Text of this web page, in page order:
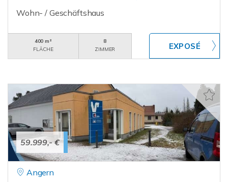
Wohn- / Geschäftshaus
400 m²
FLÄCHE
8
ZIMMER
59.999,- €
Angern